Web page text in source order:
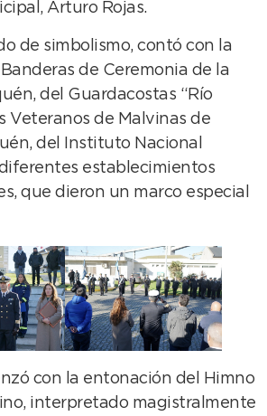
Arturo Rojas.
de simbolismo, contó con la
de Ceremonia de la
del Guardacostas “Río
Veteranos de Malvinas de
del Instituto Nacional
establecimientos
que dieron un marco especial
con la entonación del Himno
interpretado magistralmente